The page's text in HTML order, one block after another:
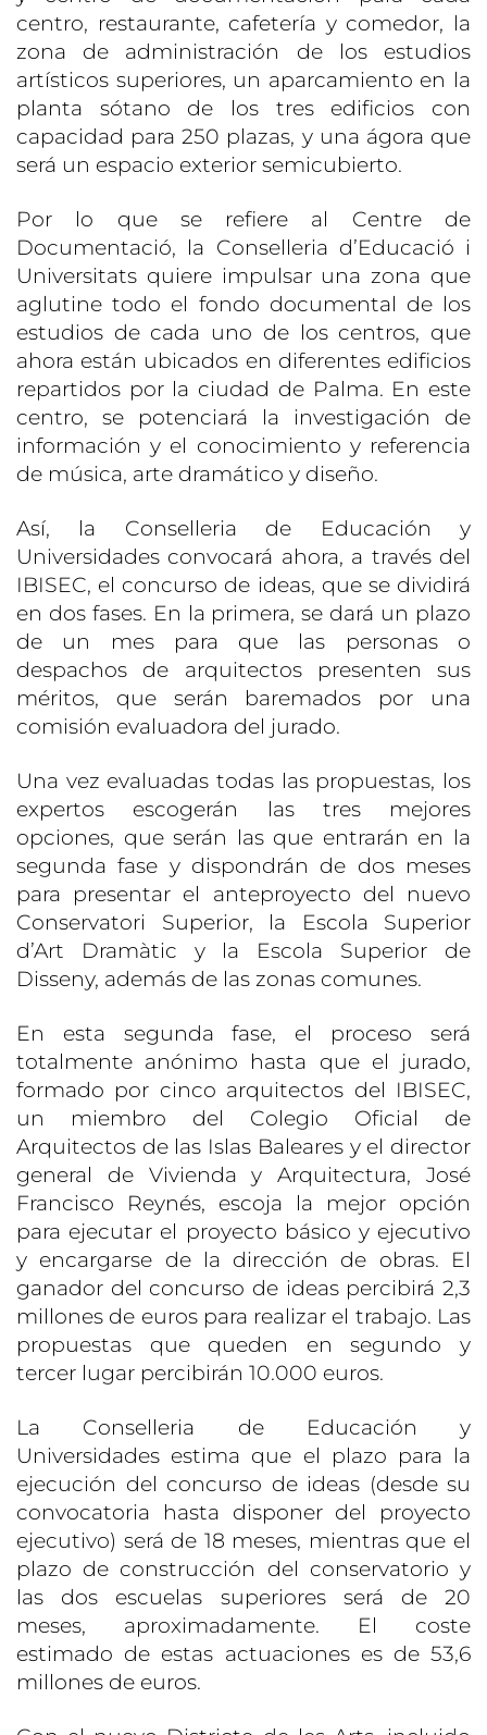
centro, restaurante, cafetería y comedor, la
zona de administración de los estudios
artísticos superiores, un aparcamiento en la
planta sótano de los tres edificios con
capacidad para 250 plazas, y una ágora que
será un espacio exterior semicubierto.
Por lo que se refiere al Centre de
Documentació, la Conselleria d’Educació i
Universitats quiere impulsar una zona que
aglutine todo el fondo documental de los
estudios de cada uno de los centros, que
ahora están ubicados en diferentes edificios
repartidos por la ciudad de Palma. En este
centro, se potenciará la investigación de
información y el conocimiento y referencia
de música, arte dramático y diseño.
Así, la Conselleria de Educación y
Universidades convocará ahora, a través del
IBISEC, el concurso de ideas, que se dividirá
en dos fases. En la primera, se dará un plazo
de un mes para que las personas o
despachos de arquitectos presenten sus
méritos, que serán baremados por una
comisión evaluadora del jurado.
Una vez evaluadas todas las propuestas, los
expertos escogerán las tres mejores
opciones, que serán las que entrarán en la
segunda fase y dispondrán de dos meses
para presentar el anteproyecto del nuevo
Conservatori Superior, la Escola Superior
d’Art Dramàtic y la Escola Superior de
Disseny, además de las zonas comunes.
En esta segunda fase, el proceso será
totalmente anónimo hasta que el jurado,
formado por cinco arquitectos del IBISEC,
un miembro del Colegio Oficial de
Arquitectos de las Islas Baleares y el director
general de Vivienda y Arquitectura, José
Francisco Reynés, escoja la mejor opción
para ejecutar el proyecto básico y ejecutivo
y encargarse de la dirección de obras. El
ganador del concurso de ideas percibirá 2,3
millones de euros para realizar el trabajo. Las
propuestas que queden en segundo y
tercer lugar percibirán 10.000 euros.
La Conselleria de Educación y
Universidades estima que el plazo para la
ejecución del concurso de ideas (desde su
convocatoria hasta disponer del proyecto
ejecutivo) será de 18 meses, mientras que el
plazo de construcción del conservatorio y
las dos escuelas superiores será de 20
meses, aproximadamente. El coste
estimado de estas actuaciones es de 53,6
millones de euros.